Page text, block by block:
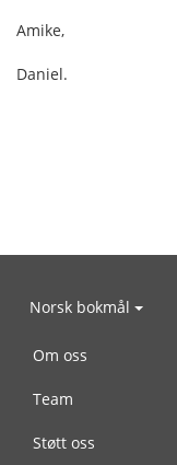
Amike,
Daniel.
Norsk bokmål
Om oss
Team
Støtt oss